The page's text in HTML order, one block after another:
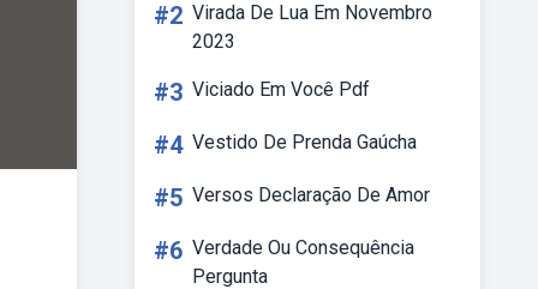
#2 Virada De Lua Em Novembro
2023
#3 Viciado Em Você Pdf
#4 Vestido De Prenda Gaúcha
#5 Versos Declaração De Amor
#6 Verdade Ou Consequência
Pergunta